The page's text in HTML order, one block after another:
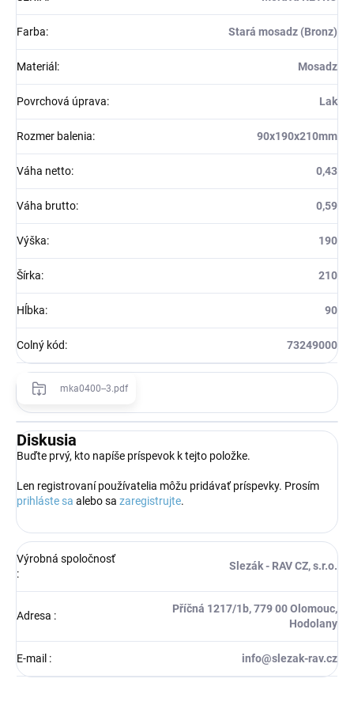
Farba: Stará mosadz (Bronz)
Materiál : Mosadz
Povrchová úprava: Lak
Rozmer balenia: 90x190x210mm
Váha netto: 0,43
Váha brutto: 0,59
Výška: 190
Šírka: 210
Hĺbka: 90
Colný kód: 73249000
mka0400--3.pdf
Diskusia
Buďte prvý, kto napíše príspevok k tejto položke.
Len registrovaní používatelia môžu pridávať príspevky. Prosím
prihláste sa alebo sa zaregistrujte.
Výrobná spoločnosť
:
Slezák - RAV CZ, s.r.o.
Adresa :
Příčná 1217/1b, 779 00 Olomouc,
Hodolany
E-mail : info@slezak-rav.cz